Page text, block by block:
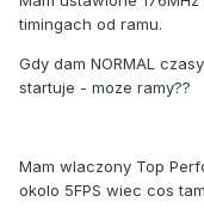
timingach od ramu.
Gdy dam NORMAL
startuje - moze ramy??
Mam wlaczony Top
okolo 5FPS wiec cos